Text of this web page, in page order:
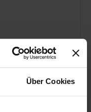
Über Cookies